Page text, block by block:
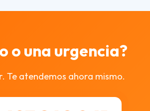
o una urgencia?
Te atendemos ahora mismo.